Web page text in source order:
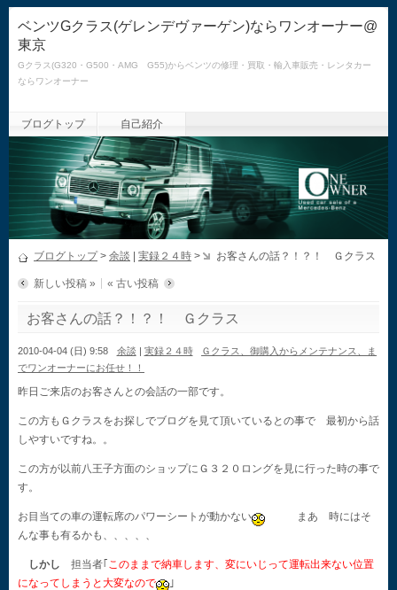
ベンツGクラス(ゲレンデヴァーゲン)ならワンオーナー@
東京
Gクラス(G320・G500・AMG G55)からベンツの修理・買取・輸入車販売・レンタカー
ならワンオーナー
ブログトップ 自己紹介
ブログトップ> 余談 実録２４時 > お客さんの話？！？！ Ｇクラス
新しい投稿 » « 古い投稿
お客さんの話？！？！ Ｇクラス
2010-04-04 (日) 9:58 余談 | 実録２４時
Ｇクラス、御購入からメンテナンス、ま
でワンオーナーにお任せ！！
昨日ご来店のお客さんとの会話の一部です。
この方もＧクラスをお探しでブログを見て頂いているとの事で 最初から話
しやすいですね。。
この方が以前八王子方面のショップにＧ３２０ロングを見に行った時の事で
す。
お目当ての車の運転席のパワーシートが動かない
まあ 時にはそ
んな事も有るかも、、、、、
しかし 担当者｢ このままで納車します、変にいじって運転出来ない位置
になってしまうと大変なので
｣